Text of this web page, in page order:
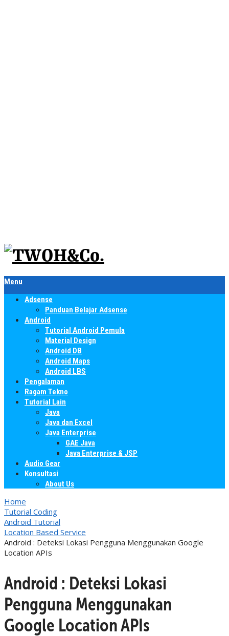
Menu
Adsense
Panduan Belajar Adsense
Android
Tutorial Android Pemula
Material Design
Android DB
Android Maps
Android LBS
Pengalaman
Ragam Tekno
Tutorial Lain
Java
Java dan Excel
Java Enterprise
GAE Java
Java Enterprise & JSP
Audio Gear
Konsultasi
About Us
Home
Tutorial Coding
Android Tutorial
Location Based Service
Android : Deteksi Lokasi Pengguna Menggunakan Google
Location APIs
Android : Deteksi Lokasi
Pengguna Menggunakan
Google Location APIs